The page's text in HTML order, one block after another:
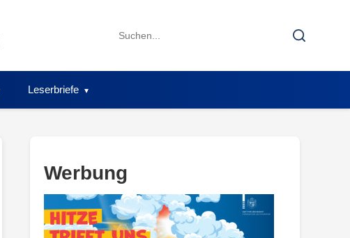
Search
Search
Leserbriefe
Werbung